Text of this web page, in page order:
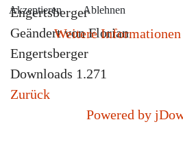
Engertsberger
Geändert vonFlorian
Engertsberger
Downloads 1.271
Zurück
Powered by
Akzeptieren Ablehnen
Weitere Informationen